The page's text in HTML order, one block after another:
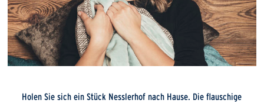
Holen Sie sich ein Stück Nesslerhof nach Hause. Die flauschige